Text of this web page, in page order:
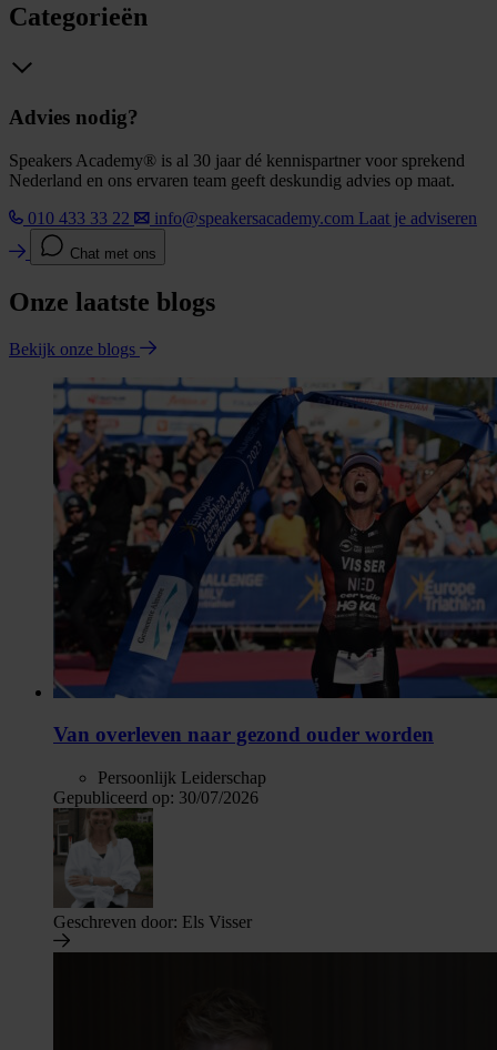
Categorieën
Advies nodig?
Speakers Academy® is al 30 jaar dé kennispartner voor sprekend
Nederland en ons ervaren team geeft deskundig advies op maat.
010 433 33 22
info@speakersacademy.com Laat je adviseren
Chat met ons
Onze laatste blogs
Bekijk onze blogs
Van overleven naar gezond ouder worden
Persoonlijk Leiderschap
Gepubliceerd op: 30/07/2026
Geschreven door: Els Visser